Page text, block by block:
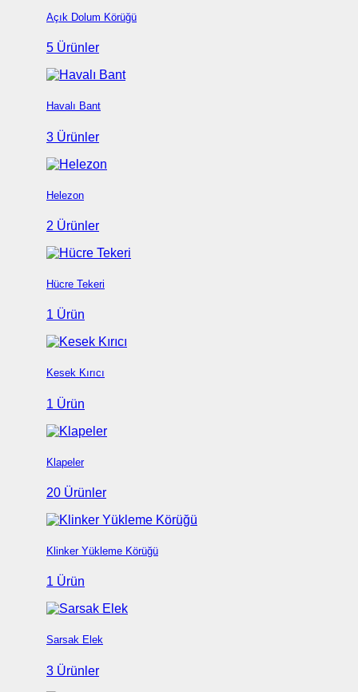
Açık Dolum Körüğü
5 Ürünler
Havalı Bant
3 Ürünler
Helezon
2 Ürünler
Hücre Tekeri
1 Ürün
Kesek Kırıcı
1 Ürün
Klapeler
20 Ürünler
Klinker Yükleme Körüğü
1 Ürün
Sarsak Elek
3 Ürünler